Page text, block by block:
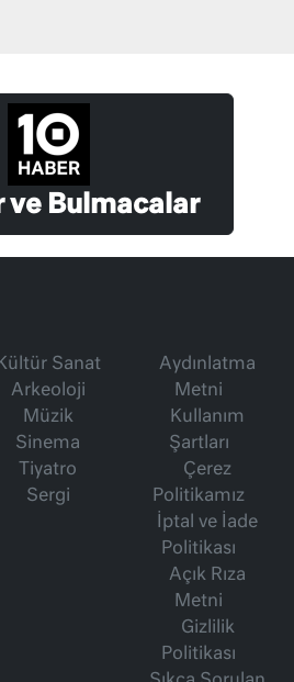
ve Bulmacalar
Kültür Sanat
Arkeoloji
Müzik
Sinema
Tiyatro
Sergi
Aydınlatma
Metni
Kullanım
Şartları
Çerez
Politikamız
İptal ve İade
Politikası
Açık Rıza
Metni
Gizlilik
Politikası